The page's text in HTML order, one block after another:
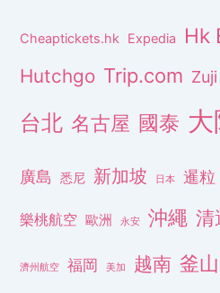
Cheaptickets.hk Expedia Hk
Hutchgo Trip.com Zuji
台北 名古屋 國泰 大
廣島 悉尼 新加坡 日本 暹粒
樂桃航空 歐洲 永安 沖繩 清
濟州航空 福岡 美加 越南 釜山